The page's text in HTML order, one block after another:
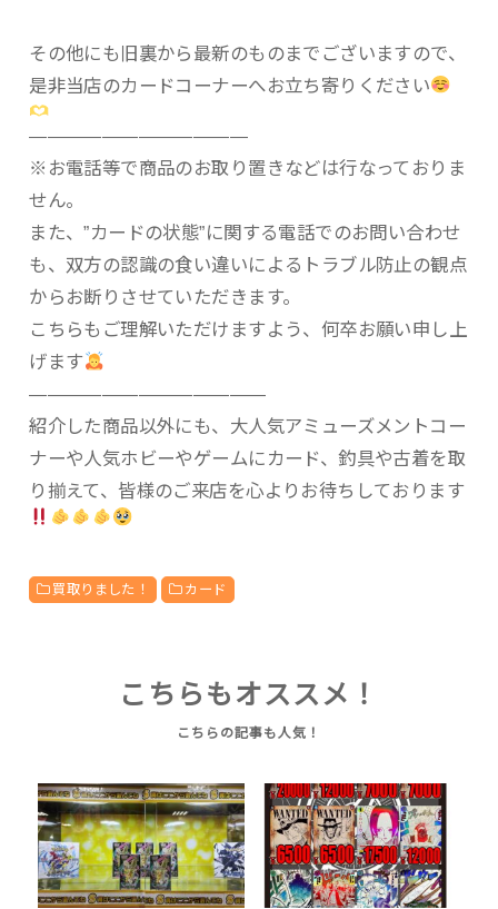
その他にも旧裏から最新のものまでございますので、
是非当店のカードコーナーへお立ち寄りください
————————————
※お電話等で商品のお取り置きなどは行なっておりま
せん。
また、”カードの状態”に関する電話でのお問い合わせ
も、双方の認識の食い違いによるトラブル防止の観点
からお断りさせていただきます。
こちらもご理解いただけますよう、何卒お願い申し上
げます
—————————————
紹介した商品以外にも、大人気アミューズメントコー
ナーや人気ホビーやゲームにカード、釣具や古着を取
り揃えて、皆様のご来店を心よりお待ちしております
買取りました！ カード
こちらもオススメ！